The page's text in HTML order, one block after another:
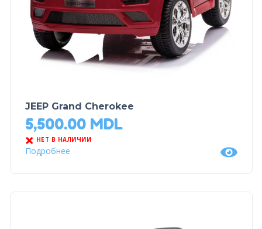
JEEP Grand Cherokee
5,500.00 MDL
НЕТ В НАЛИЧИИ
Подробнее